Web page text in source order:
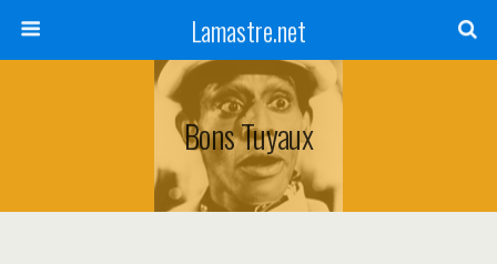
Lamastre.net
Bons Tuyaux